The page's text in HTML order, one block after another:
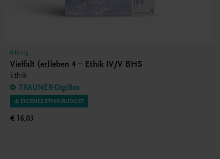
Bildung
Vielfalt (er)leben 4 – Ethik IV/V BHS
Ethik
TRAUNER-DigiBox
⚠️ EIGENES ETHIK-BUDGET
€ 16,03